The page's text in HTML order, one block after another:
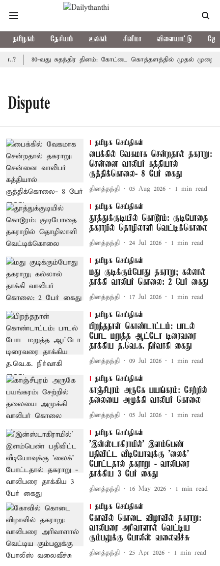
தமிழகம் தேசியம் உலகம் சினிமா விளையாட்டு
80-வது சுதந்திர தினம்: கோட்டை கொத்தளத்தில் முதல்
Dispute
தமிழக செய்திகள்
பைக்கில் வேகமாக சென்றதால் தகராறு:
சென்னை வாலிபர் கத்தியால்
குத்திக்கொலை- 8 பேர் கைது
தினத்தந்தி 05 Aug 2026 1 min read
தமிழக செய்திகள்
தூத்துக்குடியில் கொடூரம்: குடிபோதை
தகராறில் தொழிலாளி வெட்டிக்கொலை
தினத்தந்தி 24 Jul 2026 1 min read
தமிழக செய்திகள்
மது குடிக்கும்போது தகராறு; கல்லால்
தாக்கி வாலிபர் கொலை: 2 பேர் கைது
தினத்தந்தி 17 Jul 2026 1 min read
தமிழக செய்திகள்
பிறந்தநாள் கொண்டாட்டம்: பாடல்
போட மறுத்த ஆட்டோ டிரைவரை
தாக்கிய த.வெ.க. நிர்வாகி கைது
தினத்தந்தி 09 Jul 2026 1 min read
தமிழக செய்திகள்
காஞ்சீபுரம் அருகே பயங்கரம்: சேற்றில்
தலையை அமுக்கி வாலிபர் கொலை
தினத்தந்தி 05 Jul 2026 1 min read
தமிழக செய்திகள்
'இன்ஸ்டாகிராமில்' இளம்பெண்
பதிவிட்ட வீடியோவுக்கு 'லைக்'
போட்டதால் தகராறு - வாலிபரை
தாக்கிய 3 பேர் கைது
தினத்தந்தி 16 May 2026 1 min read
தமிழக செய்திகள்
கோவில் கொடை விழாவில் தகராறு:
வாலிபரை அரிவாளால் வெட்டிய
கும்பலுக்கு போலீஸ் வலைவீச்சு
தினத்தந்தி 25 Apr 2026 1 min read